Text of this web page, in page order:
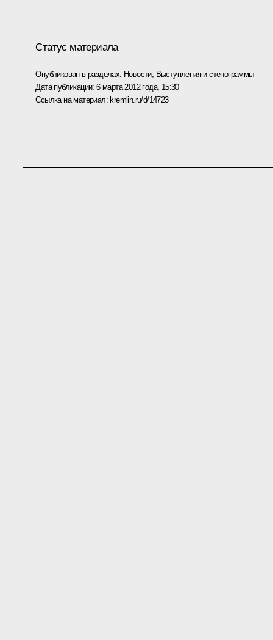
Статус материала
Опубликован в разделах: Новости, Выступления и стенограммы
Дата публикации:6 марта 2012 года, 15:30
Ссылка на материал: kremlin.ru/d/14723